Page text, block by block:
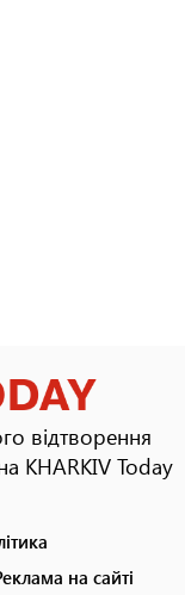
відтворення
KHARKIV Today
на сайті